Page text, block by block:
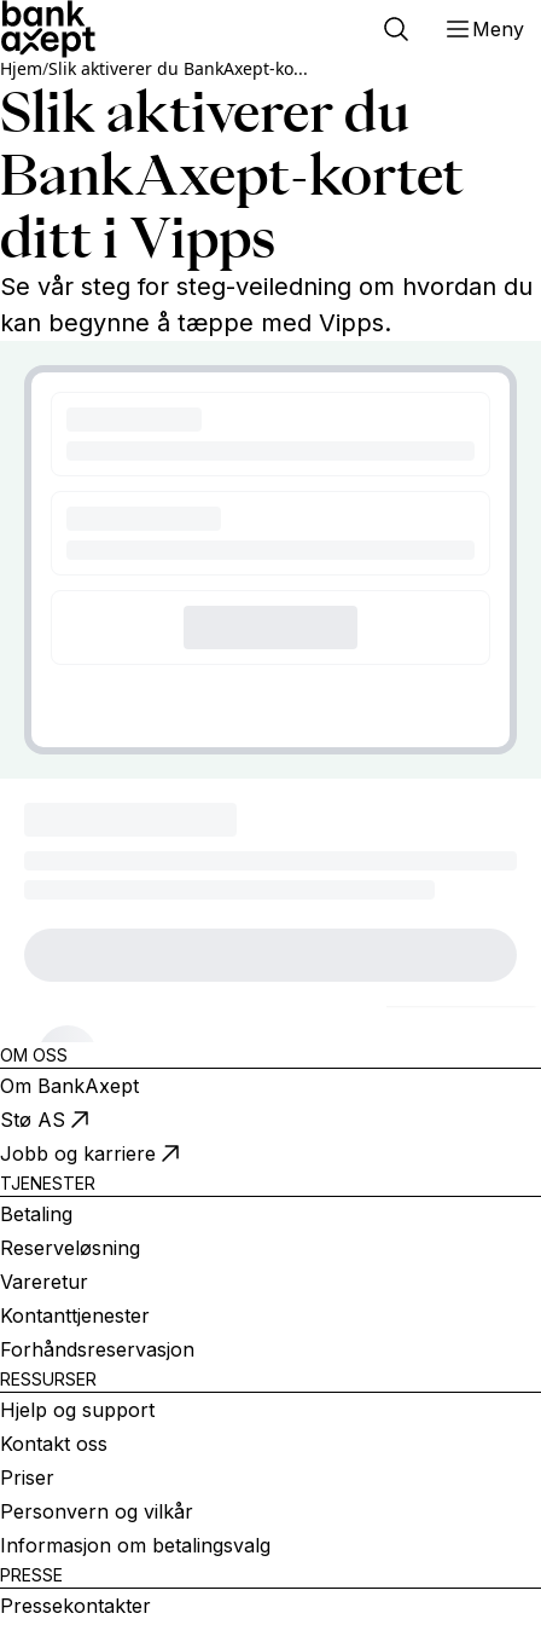
Meny
Hjem/Slik aktiverer du BankAxept-ko...
Slik aktiverer du
BankAxept-kortet
ditt i Vipps
Se vår steg for steg-veiledning om hvordan du
kan begynne å tæppe med Vipps.
OM OSS
Om BankAxept
Stø AS
Jobb og karriere
TJENESTER
Betaling
Reserveløsning
Vareretur
Kontanttjenester
Forhåndsreservasjon
RESSURSER
Hjelp og support
Kontakt oss
Priser
Personvern og vilkår
Informasjon om betalingsvalg
PRESSE
Pressekontakter